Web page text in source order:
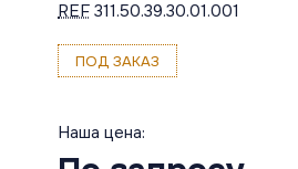
REF 311.50.39.30.01.001
ПОД ЗАКАЗ
Наша цена: